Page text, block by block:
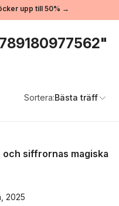
upp till 50% →
Sortera:Bästa träff
och siffrornas magiska
2025